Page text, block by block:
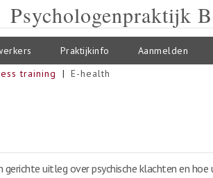
Psychologenpraktijk
training E-health
Praktijkinfo Aanmelden
uitleg over psychische klachten en hoe